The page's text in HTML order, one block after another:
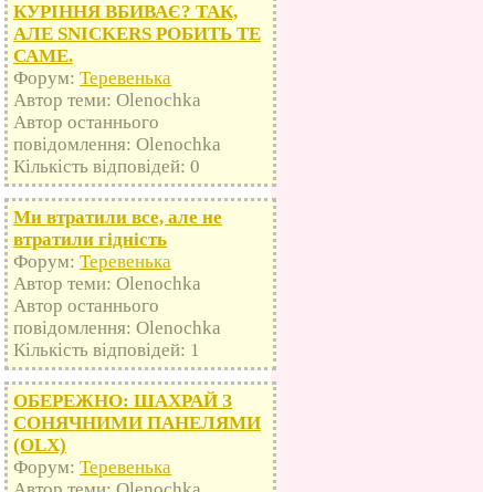
КУРІННЯ ВБИВАЄ? ТАК,
АЛЕ SNICKERS РОБИТЬ ТЕ
САМЕ.
Форум: Теревенька
Автор теми: Olenochka
Автор останнього
повідомлення: Olenochka
Кількість відповідей: 0
Ми втратили все, але не
втратили гідність
Форум: Теревенька
Автор теми: Olenochka
Автор останнього
повідомлення: Olenochka
Кількість відповідей: 1
ОБЕРЕЖНО: ШАХРАЙ З
СОНЯЧНИМИ ПАНЕЛЯМИ
(OLX)
Форум: Теревенька